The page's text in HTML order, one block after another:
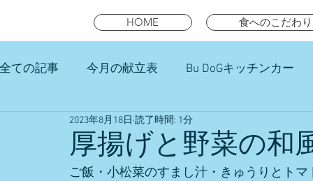
HOME 食へのこだわり
全ての記事 今月の献立表 Bu DoGキッチンカー
未就園児スマイルキッズランチ
厚揚げと野菜の和
2023年8月18日 読了時間: 1分
ご飯・小松菜のすまし汁・きゅうりとト